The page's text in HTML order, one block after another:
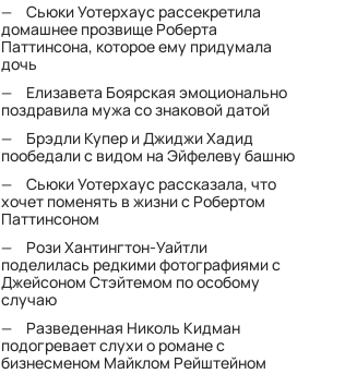
Сьюки Уотерхаус рассекретила
домашнее прозвище Роберта
Паттинсона, которое ему придумала
дочь
Елизавета Боярская эмоционально
поздравила мужа со знаковой датой
Брэдли Купер и Джиджи Хадид
пообедали с видом на Эйфелеву башню
Сьюки Уотерхаус рассказала, что
хочет поменять в жизни с Робертом
Паттинсоном
Рози Хантингтон-Уайтли
поделилась редкими фотографиями с
Джейсоном Стэйтемом по особому
случаю
Разведенная Николь Кидман
подогревает слухи о романе с
бизнесменом Майклом Рейштейном